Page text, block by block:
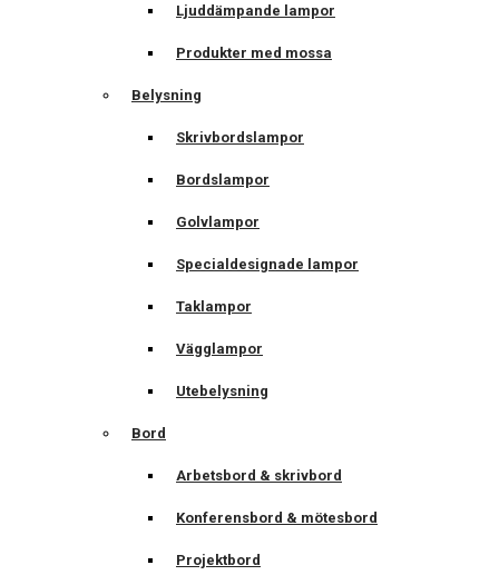
Ljuddämpande lampor
Produkter med mossa
Belysning
Skrivbordslampor
Bordslampor
Golvlampor
Specialdesignade lampor
Taklampor
Vägglampor
Utebelysning
Bord
Arbetsbord & skrivbord
Konferensbord & mötesbord
Projektbord